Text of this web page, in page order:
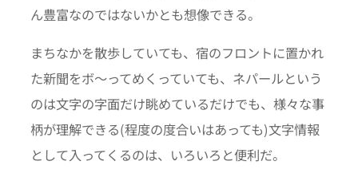
ん豊富なのではないかとも想像できる。
まちなかを散歩していても、宿のフロントに置かれ
た新聞をボ〜ってめくっていても、ネパールという
のは文字の字面だけ眺めているだけでも、様々な事
柄が理解できる(程度の度合いはあっても)文字情報
として入ってくるのは、いろいろと便利だ。